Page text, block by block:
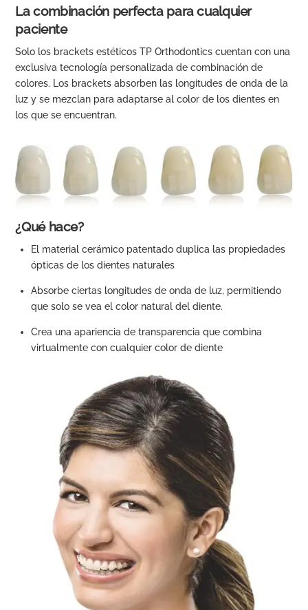
La combinación perfecta para cualquier
paciente
Solo los brackets estéticos TP Orthodontics cuentan con una
exclusiva tecnología personalizada de combinación de
colores. Los brackets absorben las longitudes de onda de la
luz y se mezclan para adaptarse al color de los dientes en
los que se encuentran.
¿Qué hace?
El material cerámico patentado duplica las propiedades
ópticas de los dientes naturales
Absorbe ciertas longitudes de onda de luz, permitiendo
que solo se vea el color natural del diente.
Crea una apariencia de transparencia que combina
virtualmente con cualquier color de diente